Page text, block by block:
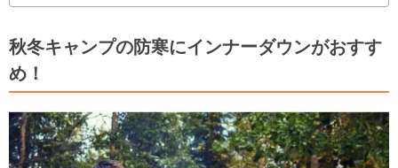
秋冬キャンプの防寒にインナーダウンがおすす
め！